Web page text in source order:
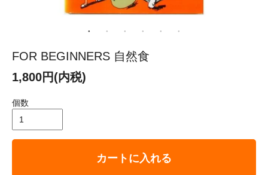
FOR BEGINNERS 自然食
1,800円(内税)
個数
カートに入れる